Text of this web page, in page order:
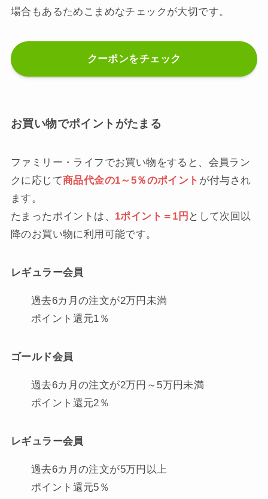
場合もあるためこまめなチェックが大切です。
クーポンをチェック
お買い物でポイントがたまる
ファミリー・ライフでお買い物をすると、会員ラン
クに応じて商品代金の1～5％のポイント が付与され
ます。
たまったポイントは、 1ポイント＝1円 として次回以
降のお買い物に利用可能です。
レギュラー会員
過去6カ月の注文が2万円未満
ポイント還元1％
ゴールド会員
過去6カ月の注文が2万円～5万円未満
ポイント還元2％
レギュラー会員
過去6カ月の注文が5万円以上
ポイント還元5％